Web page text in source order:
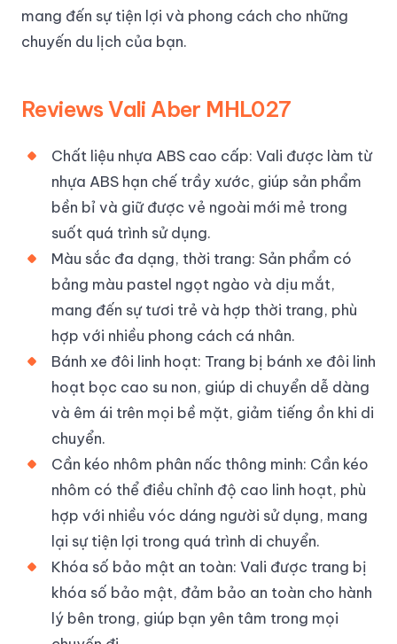
mang đến sự tiện lợi và phong cách cho những
chuyến du lịch của bạn.
ReviewsVali Aber MHL027
Chất liệu nhựa ABS cao cấp: Vali được làm từ
nhựa ABS hạn chế trầy xước, giúp sản phẩm
bền bỉ và giữ được vẻ ngoài mới mẻ trong
suốt quá trình sử dụng.
Màu sắc đa dạng, thời trang: Sản phẩm có
bảng màu pastel ngọt ngào và dịu mắt,
mang đến sự tươi trẻ và hợp thời trang, phù
hợp với nhiều phong cách cá nhân.
Bánh xe đôi linh hoạt: Trang bị bánh xe đôi linh
hoạt bọc cao su non, giúp di chuyển dễ dàng
và êm ái trên mọi bề mặt, giảm tiếng ồn khi di
chuyển.
Cần kéo nhôm phân nấc thông minh: Cần kéo
nhôm có thể điều chỉnh độ cao linh hoạt, phù
hợp với nhiều vóc dáng người sử dụng, mang
lại sự tiện lợi trong quá trình di chuyển.
Khóa số bảo mật an toàn: Vali được trang bị
khóa số bảo mật, đảm bảo an toàn cho hành
lý bên trong, giúp bạn yên tâm trong mọi